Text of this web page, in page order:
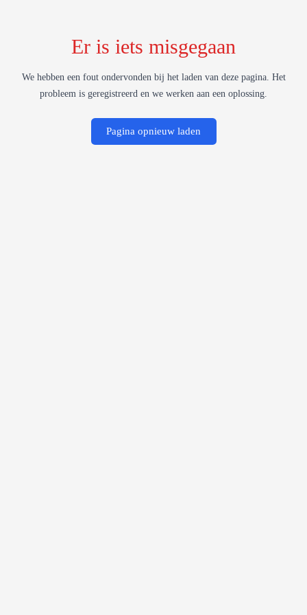
Er is iets misgegaan
We hebben een fout ondervonden bij het laden van deze pagina. Het
probleem is geregistreerd en we werken aan een oplossing.
Pagina opnieuw laden